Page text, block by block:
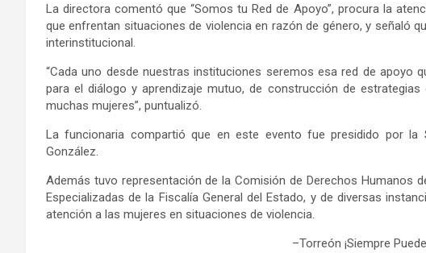
La directora comentó que “Somos tu Red de Apoyo”, procurala
que enfrentan situaciones de violencia en razón de género, y señaló
interinstitucional.
“Cada uno desde nuestras instituciones seremos esa red de apoyo
para el diálogo y aprendizaje mutuo, de construcción de
muchas mujeres”, puntualizó.
La funcionaria compartióque en este evento fue presidido por la
González.
Además tuvo representación dela Comisión de Derechos Humanos
Especializadas de la Fiscalía General del Estado, y dediversas
atención a las mujeres en situaciones de violencia.
–Torreón ¡Siempre